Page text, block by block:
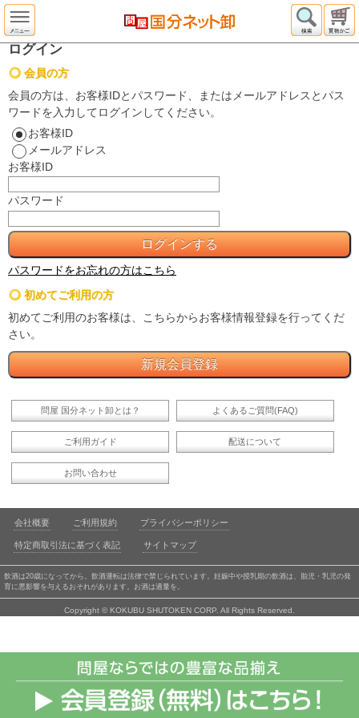
ログイン
会員の方
会員の方は、お客様IDとパスワード、またはメールアドレスとパス
ワードを入力してログインしてください。
お客様ID
メールアドレス
お客様ID
パスワード
パスワードをお忘れの方はこちら
初めてご利用の方
初めてご利用のお客様は、こちらからお客様情報登録を行ってくだ
さい。
問屋 国分ネット卸とは？ よくあるご質問(FAQ)
ご利用ガイド 配送について
お問い合わせ
会社概要 ご利用規約 プライバシーポリシー
特定商取引法に基づく表記 サイトマップ
飲酒は20歳になってから。飲酒運転は法律で禁じられています。妊娠中や授乳期の飲酒は、胎児・乳児の発
育に悪影響を与えるおそれがあります。お酒は適量を。
Copyright © KOKUBU SHUTOKEN CORP. All Rights Reserved.